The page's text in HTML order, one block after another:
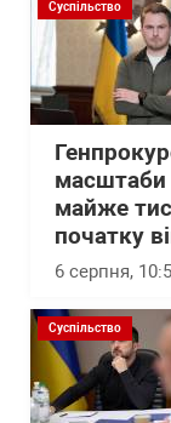
Суспільство
масштаби
майже
початку
6 серпня,
Суспільство